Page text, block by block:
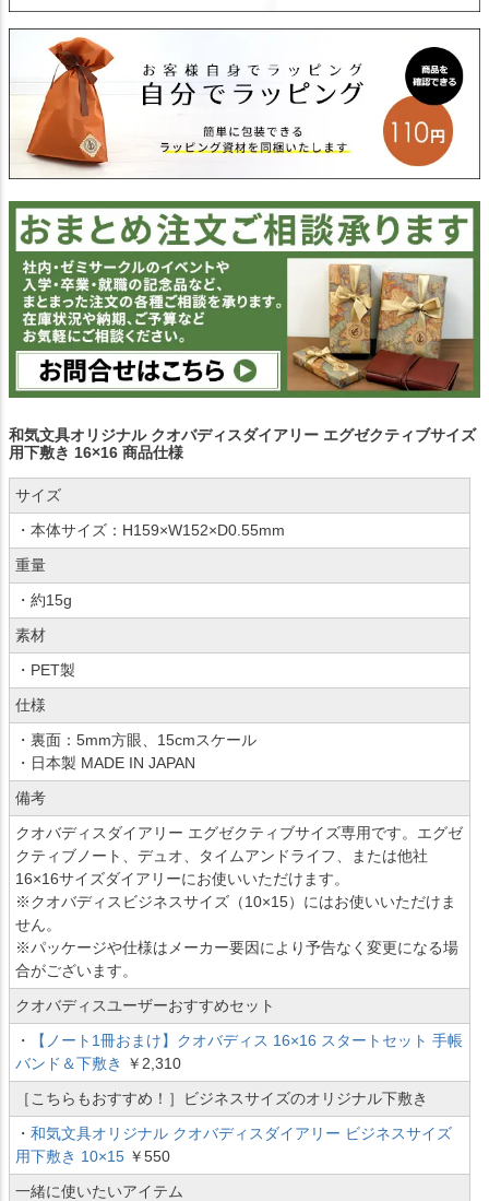
和気文具オリジナル クオバディスダイアリー エグゼクティブサイズ
用下敷き 16×16 商品仕様
サイズ
・本体サイズ：H159×W152×D0.55mm
重量
・約15g
素材
・PET製
仕様
・裏面：5mm方眼、15cmスケール
・日本製 MADE IN JAPAN
備考
クオバディスダイアリー エグゼクティブサイズ専用です。エグゼ
クティブノート、デュオ、タイムアンドライフ、または他社
16×16サイズダイアリーにお使いいただけます。
※クオバディスビジネスサイズ（10×15）にはお使いいただけま
せん。
※パッケージや仕様はメーカー要因により予告なく変更になる場
合がございます。
クオバディスユーザー おすすめセット
・
【ノート1冊おまけ】クオバディス 16×16 スタートセット 手帳
バンド＆下敷き
￥2,310
［こちらもおすすめ！］ビジネスサイズのオリジナル下敷き
・ 和気文具オリジナル クオバディスダイアリー ビジネスサイズ
用下敷き 10×15 ￥550
一緒に使いたいアイテム